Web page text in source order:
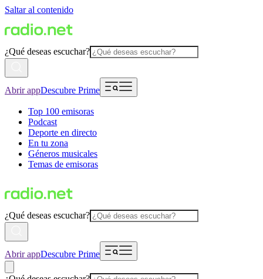
Saltar al contenido
¿Qué deseas escuchar?
Abrir appDescubre Prime
Top 100 emisoras
Podcast
Deporte en directo
En tu zona
Géneros musicales
Temas de emisoras
¿Qué deseas escuchar?
Abrir appDescubre Prime